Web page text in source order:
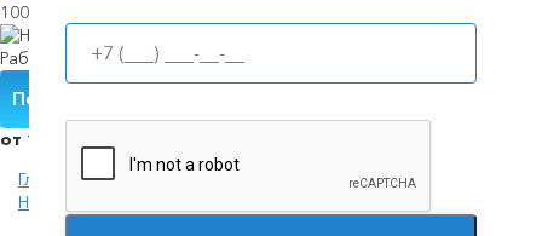
100%
Работаем круглосуточно
Получить помощь
от 1500 руб.
Главная
Нарколог